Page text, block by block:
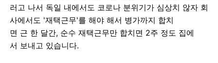
러고 나서 독일 내에서도 코로나 분위기가 심상치 않자 회
사에서도 '재택근무'를 해야 해서 병가까지 합치
면 근 한 달간, 순수 재택근무만 합치면 2주 정도 집에
서 보내고 있습니다.